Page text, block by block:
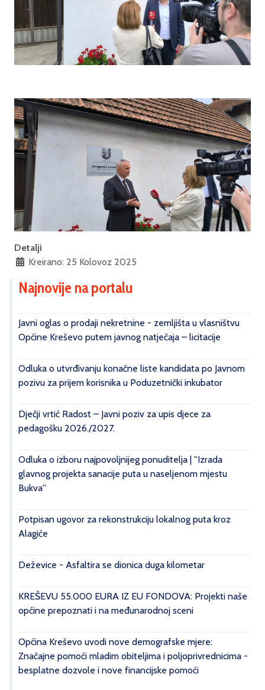
Detalji
Kreirano: 25 Kolovoz 2025
Najnovije na portalu
Javni oglas o prodaji nekretnine - zemljišta u vlasništvu
Općine Kreševo putem javnog natječaja – licitacije
Odluka o utvrđivanju konačne liste kandidata po Javnom
pozivu za prijem korisnika u Poduzetnički inkubator
Dječji vrtić Radost – Javni poziv za upis djece za
pedagošku 2026./2027.
Odluka o izboru najpovoljnijeg ponuditelja | ''Izrada
glavnog projekta sanacije puta u naseljenom mjestu
Bukva''
Potpisan ugovor za rekonstrukciju lokalnog puta kroz
Alagiće
Deževice - Asfaltira se dionica duga kilometar
KREŠEVU 55.000 EURA IZ EU FONDOVA: Projekti naše
općine prepoznati i na međunarodnoj sceni
Općina Kreševo uvodi nove demografske mjere:
Značajne pomoći mladim obiteljima i poljoprivrednicima -
besplatne dozvole i nove financijske pomoći